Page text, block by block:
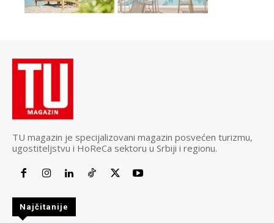
TU magazin je specijalizovani magazin posvećen turizmu,
ugostiteljstvu i HoReCa sektoru u Srbiji i regionu.
Najčitanije